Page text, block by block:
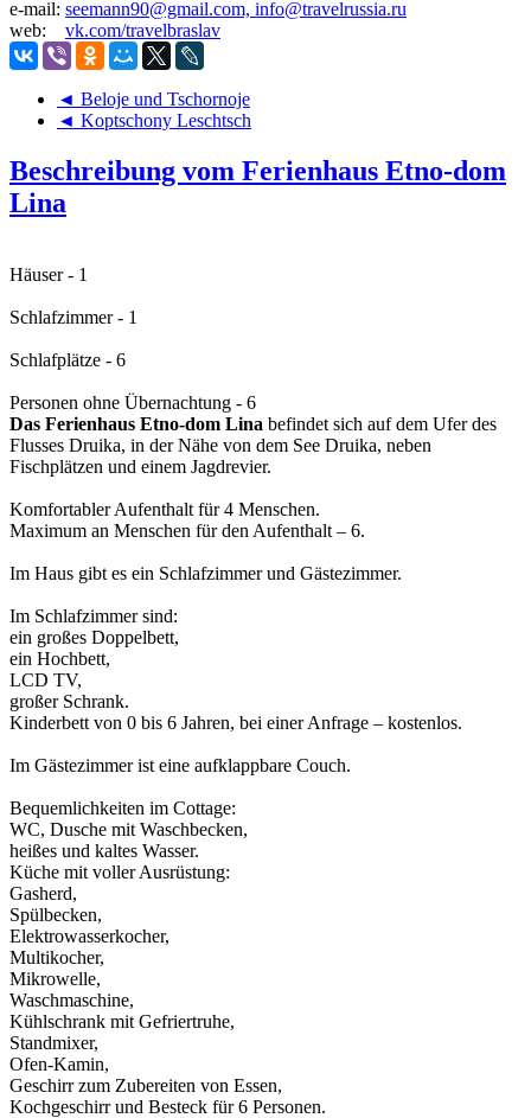
e-mail: seemann90@gmail.com, info@travelrussia.ru
web: vk.com/travelbraslav
◄ Beloje und Tschornoje
◄ Koptschony Leschtsch
Beschreibung vom Ferienhaus Etno-dom
Lina
Häuser - 1
Schlafzimmer - 1
Schlafplätze - 6
Personen ohne Übernachtung - 6
Das Ferienhaus Etno-dom Lina befindet sich auf dem Ufer des
Flusses Druika, in der Nähe von dem See Druika, neben
Fischplätzen und einem Jagdrevier.
Komfortabler Aufenthalt für 4 Menschen.
Maximum an Menschen für den Aufenthalt – 6.
Im Haus gibt es ein Schlafzimmer und Gästezimmer.
Im Schlafzimmer sind:
ein großes Doppelbett,
ein Hochbett,
LCD TV,
großer Schrank.
Kinderbett von 0 bis 6 Jahren, bei einer Anfrage – kostenlos.
Im Gästezimmer ist eine aufklappbare Couch.
Bequemlichkeiten im Cottage:
WC, Dusche mit Waschbecken,
heißes und kaltes Wasser.
Küche mit voller Ausrüstung:
Gasherd,
Spülbecken,
Elektrowasserkocher,
Multikocher,
Mikrowelle,
Waschmaschine,
Kühlschrank mit Gefriertruhe,
Standmixer,
Ofen-Kamin,
Geschirr zum Zubereiten von Essen,
Kochgeschirr und Besteck für 6 Personen.